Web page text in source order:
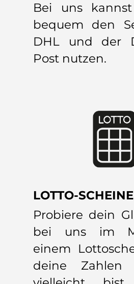
Bei uns
bequem den
DHL und der
Post nutzen.
LOTTO-SCHEINE
Probiere dein
bei uns im
einem
deine